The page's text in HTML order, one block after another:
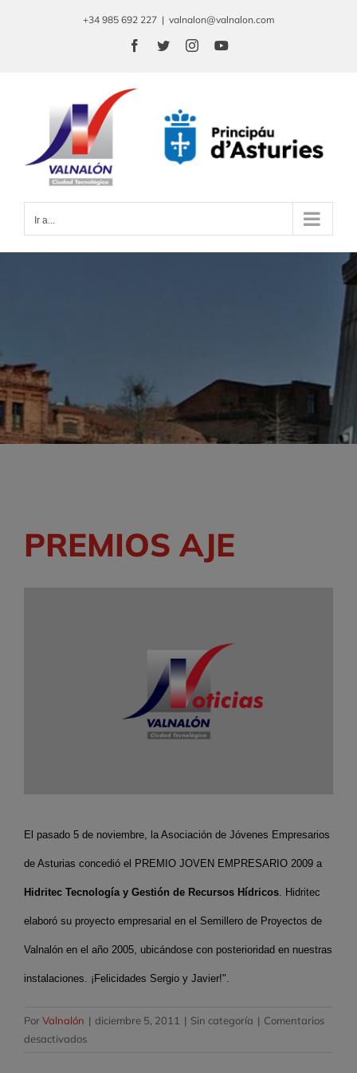
+34 985 692 227 | valnalon@valnalon.com
Facebook
TwitterInstagramYouTube
Ir a...
PREMIOS AJE
El pasado 5 de noviembre, la Asociación de Jóvenes Empresarios
de Asturias concedió el PREMIO JOVEN EMPRESARIO 2009 a
Hidritec Tecnología y Gestión de Recursos Hídricos . Hidritec
elaboró su proyecto empresarial en el Semillero de Proyectos de
Valnalón en el año 2005, ubicándose con posterioridad en nuestras
instalaciones. ¡Felicidades Sergio y Javier!".
PorValnalón | diciembre 5, 2011 | Sin categoría | Comentarios
desactivadosen